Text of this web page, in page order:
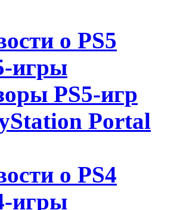
о PS5
игры
PS5-игр
Portal
о PS4
игры